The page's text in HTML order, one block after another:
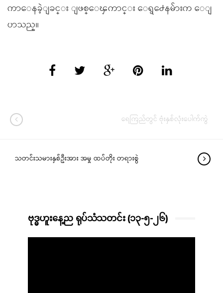
ကာေနခဲ့ျခင္း ျဖစ္ေၾကာင္း ေရွ႕ေနမ်ားက ေျ
ပာသည္။
ရေကြည်တွင် ဗုံးနှစ်လုံးပေါက်ကွဲ
သတင်းသမားနှစ်ဦးအား အမှု ထပ်တိုး တရားစွဲ
ဗုဒ္ဓဟူးနေ့ည ရုပ်သံသတင်း (၁၃-၅-၂၆)